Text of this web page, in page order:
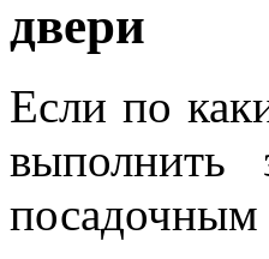
двери
Если по
выполнить
посадочным